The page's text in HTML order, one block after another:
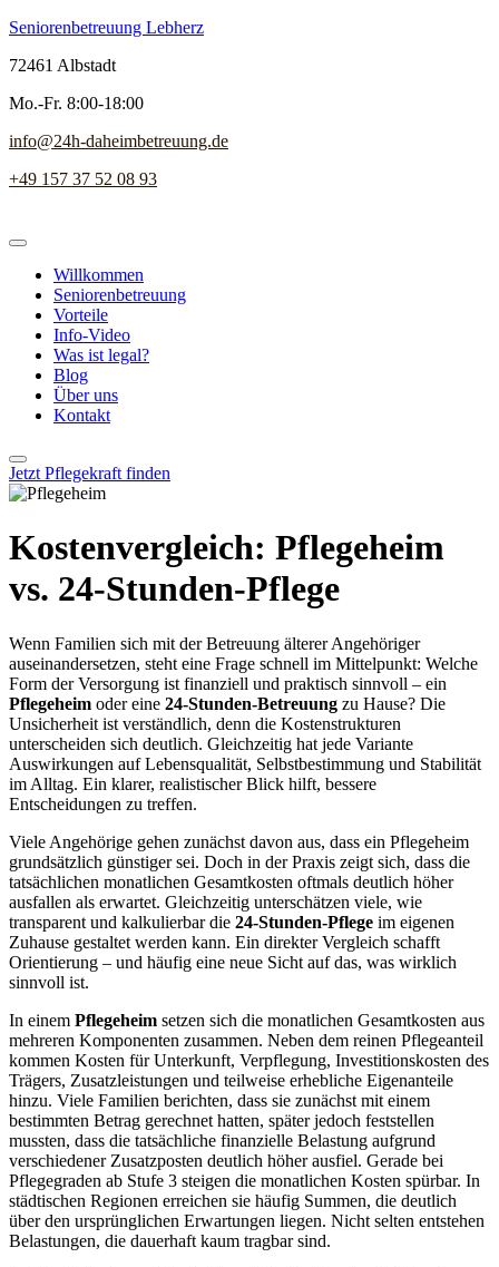
Seniorenbetreuung Lebherz
72461 Albstadt
Mo.-Fr. 8:00-18:00
info@24h-daheimbetreuung.de
+49 157 37 52 08 93
Willkommen
Seniorenbetreuung
Vorteile
Info-Video
Was ist legal?
Blog
Über uns
Kontakt
Jetzt Pflegekraft finden
Kostenvergleich: Pflegeheim
vs. 24-Stunden-Pflege
Wenn Familien sich mit der Betreuung älterer Angehöriger
auseinandersetzen, steht eine Frage schnell im Mittelpunkt: Welche
Form der Versorgung ist finanziell und praktisch sinnvoll – ein
Pflegeheim oder eine 24-Stunden-Betreuung zu Hause? Die
Unsicherheit ist verständlich, denn die Kostenstrukturen
unterscheiden sich deutlich. Gleichzeitig hat jede Variante
Auswirkungen auf Lebensqualität, Selbstbestimmung und Stabilität
im Alltag. Ein klarer, realistischer Blick hilft, bessere
Entscheidungen zu treffen.
Viele Angehörige gehen zunächst davon aus, dass ein Pflegeheim
grundsätzlich günstiger sei. Doch in der Praxis zeigt sich, dass die
tatsächlichen monatlichen Gesamtkosten oftmals deutlich höher
ausfallen als erwartet. Gleichzeitig unterschätzen viele, wie
transparent und kalkulierbar die 24-Stunden-Pflege im eigenen
Zuhause gestaltet werden kann. Ein direkter Vergleich schafft
Orientierung – und häufig eine neue Sicht auf das, was wirklich
sinnvoll ist.
In einem Pflegeheim setzen sich die monatlichen Gesamtkosten aus
mehreren Komponenten zusammen. Neben dem reinen Pflegeanteil
kommen Kosten für Unterkunft, Verpflegung, Investitionskosten des
Trägers, Zusatzleistungen und teilweise erhebliche Eigenanteile
hinzu. Viele Familien berichten, dass sie zunächst mit einem
bestimmten Betrag gerechnet hatten, später jedoch feststellen
mussten, dass die tatsächliche finanzielle Belastung aufgrund
verschiedener Zusatzposten deutlich höher ausfiel. Gerade bei
Pflegegraden ab Stufe 3 steigen die monatlichen Kosten spürbar. In
städtischen Regionen erreichen sie häufig Summen, die deutlich
über den ursprünglichen Erwartungen liegen. Nicht selten entstehen
Belastungen, die dauerhaft kaum tragbar sind.